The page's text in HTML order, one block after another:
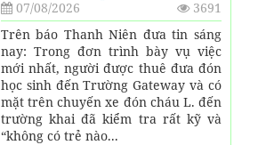
07/08/2026
3691
Trên báo Thanh Niên đưa tin sáng
nay: Trong đơn trình bày vụ việc
mới nhất, người được thuê đưa đón
học sinh đến Trường Gateway và có
mặt trên chuyến xe đón cháu L. đến
trường khai đã kiểm tra rất kỹ và
“không có trẻ nào...